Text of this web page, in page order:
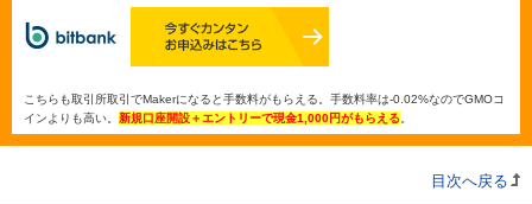
こちらも取引所取引でMakerになると手数料がもらえる。手数料率は-0.02%なのでGMOコ
インよりも高い。 新規口座開設＋エントリーで現金1,000円がもらえる。
目次へ戻る